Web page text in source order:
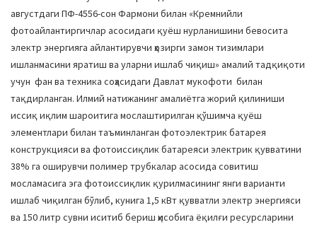
августдаги ПФ-4556-сон Фармони билан «Кремнийли
фотоайлантиргичлар асосидаги қуёш нурланишини бевосита
электр энергияга айлантирувчи ҳозирги замон тизимлари
ишланмасини яратиш ва уларни ишлаб чиқиш» амалий тадқиқоти
учун фан ва техника соҳасидаги Давлат мукофоти билан
тақдирланган. Илмий натижанинг амалиётга жорий қилиниши
иссиқ иқлим шароитига мослаштирилган қўшимча қуёш
элементлари билан таъминланган фотоэлектрик батарея
конструкцияси ва фотоиссиқлик батареяси электрик қувватини
38% га оширувчи полимер трубкалар асосида совитиш
мосламасига эга фотоиссиқлик қурилмасининг янги варианти
ишлаб чиқилган бўлиб, кунига 1,5 кВт қувватли электр энергияси
ва 150 литр сувни иситиб бериш ҳисобига ёқилғи ресурсларини